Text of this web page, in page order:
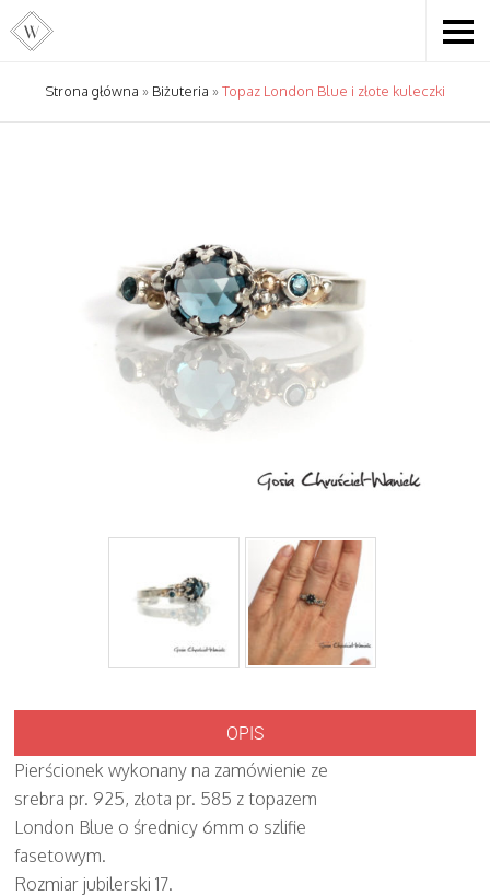
Strona główna » Biżuteria »Topaz London Blue i złote kuleczki
OPIS
Pierścionek wykonany na zamówienie ze
srebra pr. 925, złota pr. 585 z topazem
London Blue o średnicy 6mm o szlifie
fasetowym.
Rozmiar jubilerski 17.